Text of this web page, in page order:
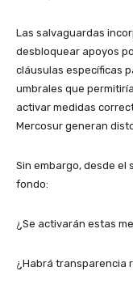
Las salvaguardas
desbloquear apoyos
cláusulas específicas
umbrales que
activar medidas
Mercosur generan
Sin embargo, desde el
fondo:
¿Se activarán estas
¿Habrá transparencia